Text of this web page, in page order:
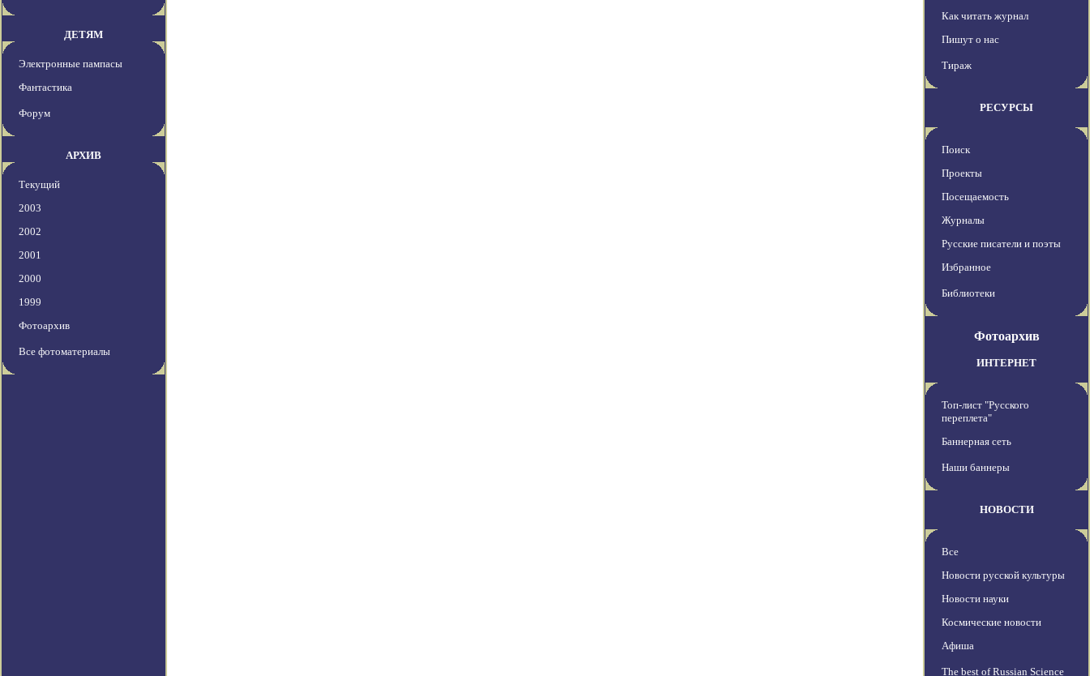
ДЕТЯМ
Электронные пампасы
Фантастика
Форум
АРХИВ
Текущий
2003
2002
2001
2000
1999
Фотоархив
Все фотоматериалы
Как читать журнал
Пишут о нас
Тираж
РЕСУРСЫ
Поиск
Проекты
Посещаемость
Журналы
Русские писатели и поэты
Избранное
Библиотеки
Фотоархив
ИНТЕРНЕТ
Топ-лист "Русского
переплета"
Баннерная сеть
Наши баннеры
НОВОСТИ
Все
Новости русской культуры
Новости науки
Космические новости
Афиша
The best of Russian Science